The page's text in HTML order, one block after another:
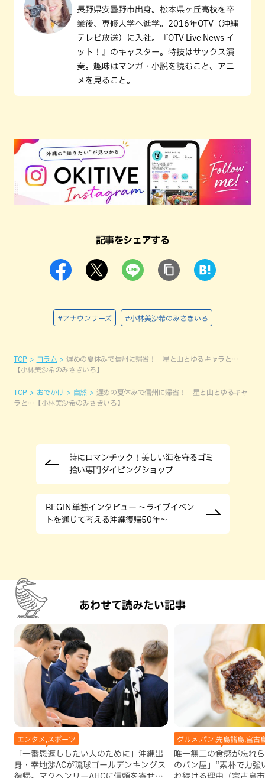
長野県安曇野市出身。松本県ヶ丘高校を卒
業後、専修大学へ進学。2016年OTV（沖縄
テレビ放送）に入社。『OTV Live News イ
ット！』のキャスター。特技はサックス演
奏。趣味はマンガ・小説を読むこと、アニ
メを見ること。
記事をシェアする
#アナウンサーズ #小林美沙希のみさきいろ
TOP コラム
遅めの夏休みで信州に帰省！ 星と山とゆるキャラと…
【小林美沙希のみさきいろ】
TOP おでかけ 自然
遅めの夏休みで信州に帰省！ 星と山とゆるキャ
ラと…【小林美沙希のみさきいろ】
時にロマンチック！美しい海を守るゴミ
拾い専門ダイビングショップ
BEGIN 単独インタビュー ～ライブイベン
トを通じて考える沖縄復帰50年～
あわせて読みたい記事
エンタメ,スポーツ
「一番恩返ししたい人のために」沖縄出
身・幸地渉ACが琉球ゴールデンキングス
復帰。マクヘンリーAHCに信頼を寄せる
グルメ,パン,先島諸島,宮古
唯一無二の食感が忘れ
のパン屋」“素朴で力強
れ続ける理由（宮古島